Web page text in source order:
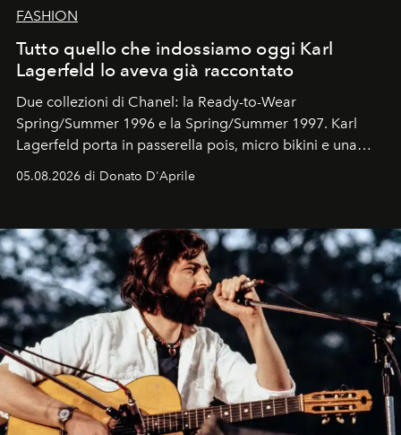
FASHION
Tutto quello che indossiamo oggi Karl
Lagerfeld lo aveva già raccontato
Due collezioni di Chanel: la Ready-to-Wear
Spring/Summer 1996 e la Spring/Summer 1997. Karl
Lagerfeld porta in passerella pois, micro bikini e una
Kate, Claudia e Carla una dietro l'altra. Trent'anni dopo,
uno dei documenti più contemporanei che abbiamo.
05.08.2026 di Donato D'Aprile